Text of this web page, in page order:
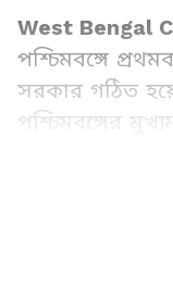
West Bengal
পশ্চিমবঙ্গে
সরকার গঠিত
পশ্চিমবঙ্গের